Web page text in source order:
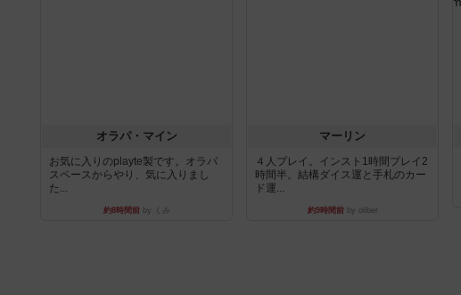
オラパ・マイン
お気に入りのplayte製です。オラパ
スペースからやり、気に入りまし
た...
約8時間前by くみ
マーリン
４人プレイ。インスト1時間プレイ2
時間半。結構ダイス運と手札のカー
ド運...
約9時間前by oliber